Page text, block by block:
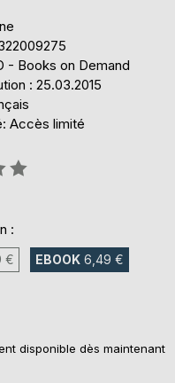
- Books on Demand
: 25.03.2015
Accès limité
:
€ EBOOK 6,49 €
disponible dès maintenant